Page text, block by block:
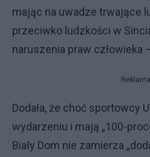
mając na uwadze trwające
przeciwko ludzkości w
naruszenia praw człowieka
Reklama
Dodała, że choć sportowcy
wydarzeniu i mają „100-
Biały Dom nie zamierza